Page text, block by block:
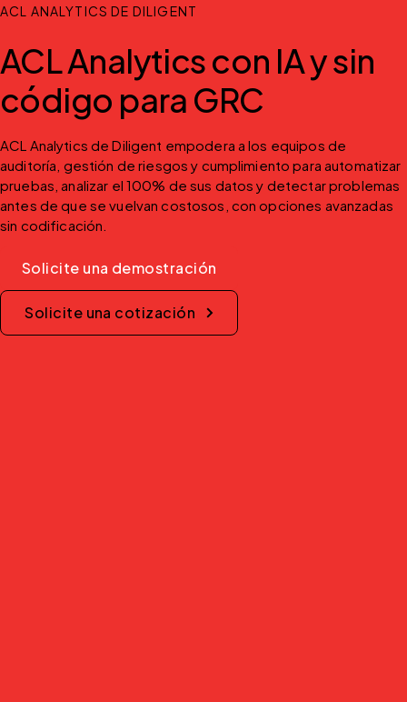
ACL ANALYTICS DE DILIGENT
ACL Analytics con IA y sin
código para GRC
ACL Analytics de Diligent empodera a los equipos de
auditoría, gestión de riesgos y cumplimiento para automatizar
pruebas, analizar el 100% de sus datos y detectar problemas
antes de que se vuelvan costosos, con opciones avanzadas
sin codificación.
Solicite una demostración
Solicite una cotización